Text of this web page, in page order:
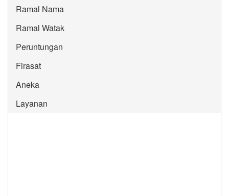
Ramal Nama
Ramal Watak
Peruntungan
Firasat
Aneka
Layanan